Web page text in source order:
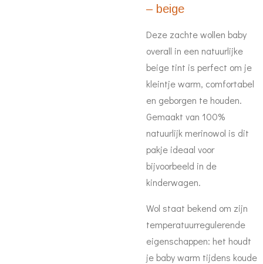
– beige
Deze zachte wollen baby
overall in een natuurlijke
beige tint is perfect om je
kleintje warm, comfortabel
en geborgen te houden.
Gemaakt van 100%
natuurlijk merinowol is dit
pakje ideaal voor
bijvoorbeeld in de
kinderwagen.
Wol staat bekend om zijn
temperatuurregulerende
eigenschappen: het houdt
je baby warm tijdens koude